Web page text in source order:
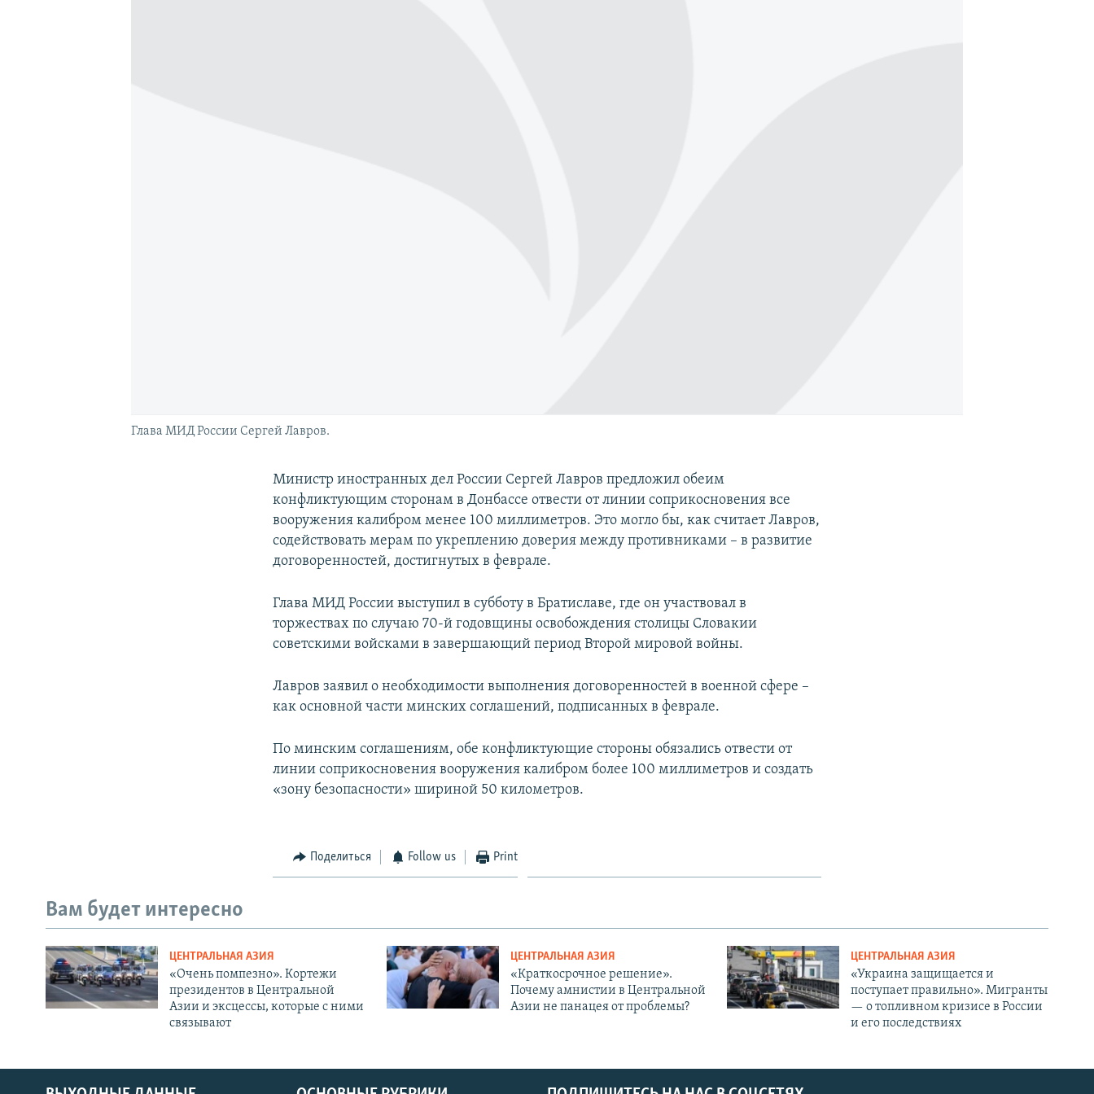
Глава МИД России Сергей Лавров.
Министр иностранных дел России Сергей Лавров предложил обеим
конфликтующим сторонам в Донбассе отвести от линии соприкосновения все
вооружения калибром менее 100 миллиметров. Это могло бы, как считает Лавров,
содействовать мерам по укреплению доверия между противниками – в развитие
договоренностей, достигнутых в феврале.
Глава МИД России выступил в субботу в Братиславе, где он участвовал в
торжествах по случаю 70-й годовщины освобождения столицы Словакии
советскими войсками в завершающий период Второй мировой войны.
Лавров заявил о необходимости выполнения договоренностей в военной сфере –
как основной части минских соглашений, подписанных в феврале.
По минским соглашениям, обе конфликтующие стороны обязались отвести от
линии соприкосновения вооружения калибром более 100 миллиметров и создать
«зону безопасности» шириной 50 километров.
Поделиться Follow us Print
Вам будет интересно
ЦЕНТРАЛЬНАЯ АЗИЯ
«Очень помпезно». Кортежи
президентов в Центральной
Азии и эксцессы, которые с ними
связывают
ЦЕНТРАЛЬНАЯ АЗИЯ
«Краткосрочное решение».
Почему амнистии в Центральной
Азии не панацея от проблемы?
ЦЕНТРАЛЬНАЯ АЗИЯ
«Украина защищается и
поступает правильно». Мигранты
— о топливном кризисе в России
и его последствиях